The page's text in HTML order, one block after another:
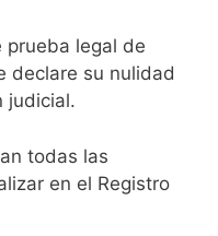
prueba legal de
declare su nulidad
judicial.
todas las
en el Registro